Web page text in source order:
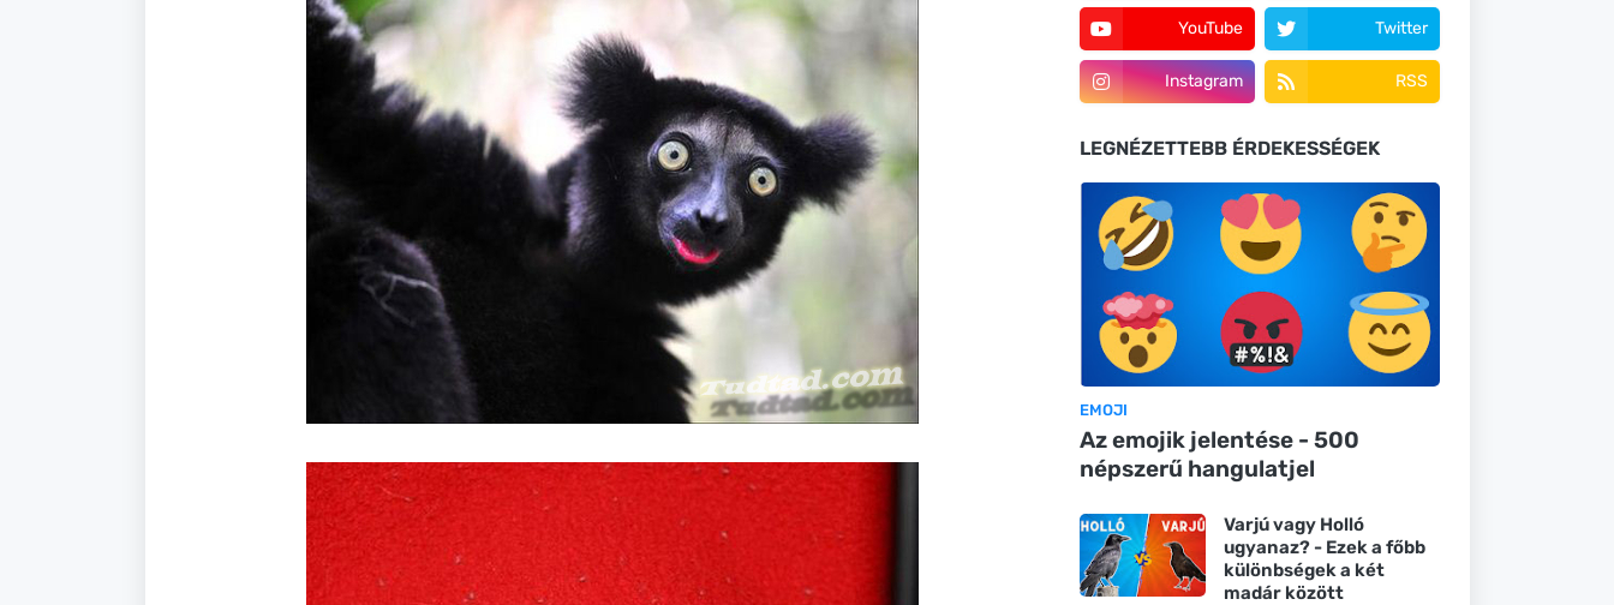
YouTube Twitter
Instagram RSS
LEGNÉZETTEBB ÉRDEKESSÉGEK
EMOJI
Az emojik jelentése - 500
népszerű hangulatjel
Varjú vagy Holló
ugyanaz? - Ezek a főbb
különbségek a két
madár között